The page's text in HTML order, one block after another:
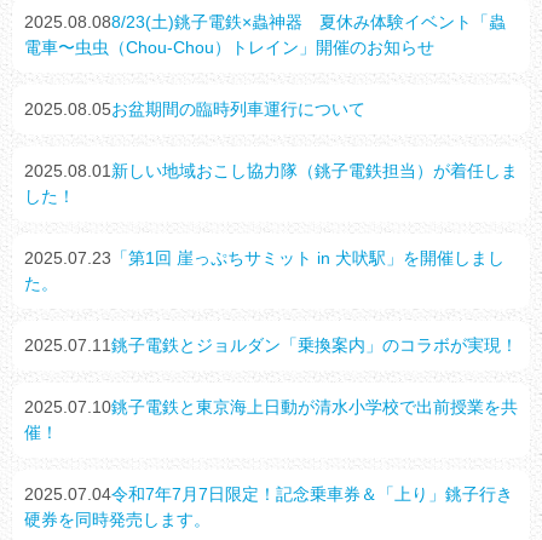
2025.08.088/23(土)銚子電鉄×蟲神器 夏休み体験イベント「蟲
電車〜虫虫（Chou-Chou）トレイン」開催のお知らせ
2025.08.05お盆期間の臨時列車運行について
2025.08.01新しい地域おこし協力隊（銚子電鉄担当）が着任しま
した！
2025.07.23 「第1回 崖っぷちサミット in 犬吠駅」を開催しまし
た。
2025.07.11銚子電鉄とジョルダン「乗換案内」のコラボが実現！
2025.07.10銚子電鉄と東京海上日動が清水小学校で出前授業を共
催！
2025.07.04令和7年7月7日限定！記念乗車券＆「上り」銚子行き
硬券を同時発売します。